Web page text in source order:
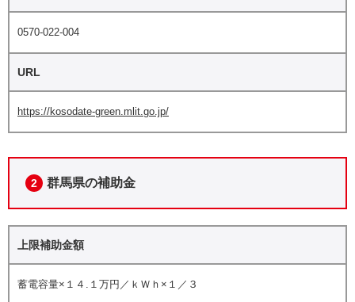
0570-022-004
URL
https://kosodate-green.mlit.go.jp/
2 群馬県の補助金
上限補助金額
蓄電容量×１４.１万円／ｋＷｈ×１／３